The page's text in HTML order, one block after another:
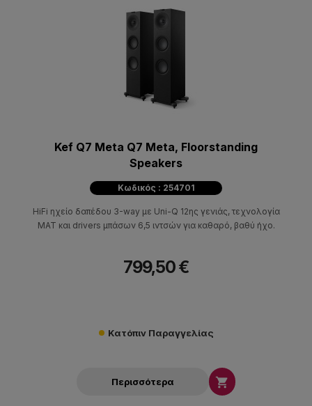
Kef Q7 Meta Q7 Meta, Floorstanding
Speakers
Κωδικός : 254701
HiFi ηχείο δαπέδου 3-way με Uni-Q 12ης γενιάς, τεχνολογία
MAT και drivers μπάσων 6,5 ιντσών για καθαρό, βαθύ ήχο.
799,50 €
Κατόπιν Παραγγελίας
Περισσότερα 